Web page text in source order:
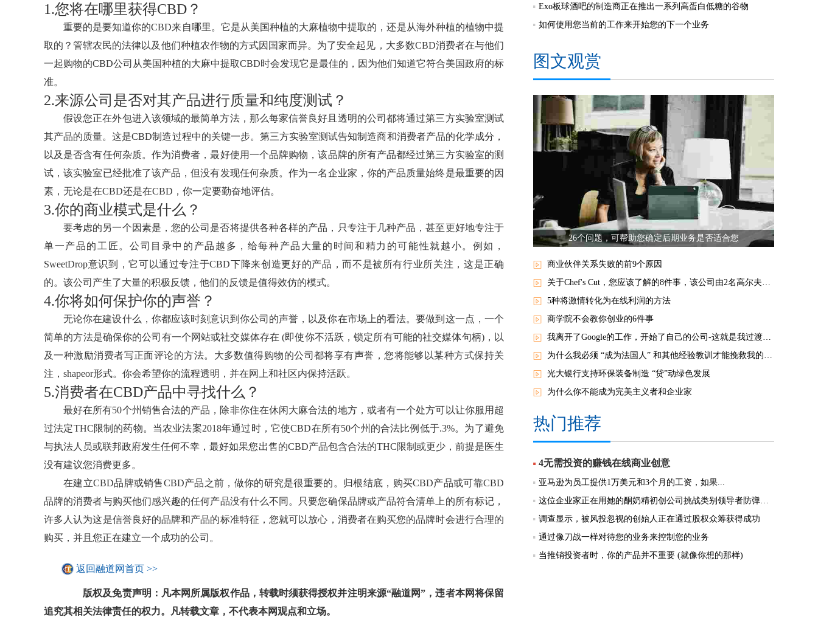
1.您将在哪里获得CBD？
重要的是要知道你的CBD来自哪里。它是从美国种植的大麻植物中提取的，还是从海外种植的植物中提
取的？管辖农民的法律以及他们种植农作物的方式因国家而异。为了安全起见，大多数CBD消费者在与他们
一起购物的CBD公司从美国种植的大麻中提取CBD时会发现它是最佳的，因为他们知道它符合美国政府的标
准。
2.来源公司是否对其产品进行质量和纯度测试？
假设您正在外包进入该领域的最简单方法，那么每家信誉良好且透明的公司都将通过第三方实验室测试
其产品的质量。这是CBD制造过程中的关键一步。第三方实验室测试告知制造商和消费者产品的化学成分，
以及是否含有任何杂质。作为消费者，最好使用一个品牌购物，该品牌的所有产品都经过第三方实验室的测
试，该实验室已经批准了该产品，但没有发现任何杂质。作为一名企业家，你的产品质量始终是最重要的因
素，无论是在CBD还是在CBD，你一定要勤奋地评估。
3.你的商业模式是什么？
要考虑的另一个因素是，您的公司是否将提供各种各样的产品，只专注于几种产品，甚至更好地专注于
单一产品的工匠。公司目录中的产品越多，给每种产品大量的时间和精力的可能性就越小。例如，
SweetDrop意识到，它可以通过专注于CBD下降来创造更好的产品，而不是被所有行业所关注，这是正确
的。该公司产生了大量的积极反馈，他们的反馈是值得效仿的模式。
4.你将如何保护你的声誉？
无论你在建设什么，你都应该时刻意识到你公司的声誉，以及你在市场上的看法。要做到这一点，一个
简单的方法是确保你的公司有一个网站或社交媒体存在 (即使你不活跃，锁定所有可能的社交媒体句柄)，以
及一种激励消费者写正面评论的方法。大多数值得购物的公司都将享有声誉，您将能够以某种方式保持关
注，shapeor形式。你会希望你的流程透明，并在网上和社区内保持活跃。
5.消费者在CBD产品中寻找什么？
最好在所有50个州销售合法的产品，除非你住在休闲大麻合法的地方，或者有一个处方可以让你服用超
过法定THC限制的药物。当农业法案2018年通过时，它使CBD在所有50个州的合法比例低于.3%。为了避免
与执法人员或联邦政府发生任何不幸，最好如果您出售的CBD产品包含合法的THC限制或更少，前提是医生
没有建议您消费更多。
在建立CBD品牌或销售CBD产品之前，做你的研究是很重要的。归根结底，购买CBD产品或可靠CBD
品牌的消费者与购买他们感兴趣的任何产品没有什么不同。只要您确保品牌或产品符合清单上的所有标记，
许多人认为这是信誉良好的品牌和产品的标准特征，您就可以放心，消费者在购买您的品牌时会进行合理的
购买，并且您正在建立一个成功的公司。
返回融道网首页 >>
版权及免责声明：凡本网所属版权作品，转载时须获得授权并注明来源“融道网”，违者本网将保留
追究其相关法律责任的权力。凡转载文章，不代表本网观点和立场。
Exo板球酒吧的制造商正在推出一系列高蛋白低糖的谷物
如何使用您当前的工作来开始您的下一个业务
图文观赏
26个问题，可帮助您确定后期业务是否适合您
商业伙伴关系失败的前9个原因
关于Chef's Cut，您应该了解的8件事，该公司由2名高尔夫球童创立，现在是一个价值数百万美元的生干品牌
5种将激情转化为在线利润的方法
商学院不会教你创业的6件事
我离开了Google的工作，开始了自己的公司-这就是我过渡的方式
为什么我必须 “成为法国人” 和其他经验教训才能挽救我的美国业务
光大银行支持环保装备制造 “贷”动绿色发展
为什么你不能成为完美主义者和企业家
热门推荐
4无需投资的赚钱在线商业创意
亚马逊为员工提供1万美元和3个月的工资，如果...
这位企业家正在用她的酮奶精初创公司挑战类别领导者防弹咖啡
调查显示，被风投忽视的创始人正在通过股权众筹获得成功
通过像刀战一样对待您的业务来控制您的业务
当推销投资者时，你的产品并不重要 (就像你想的那样)